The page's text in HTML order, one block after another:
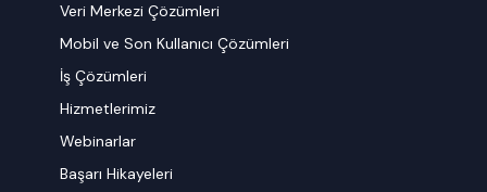
Veri Merkezi Çözümleri
Mobil ve Son Kullanıcı Çözümleri
İş Çözümleri
Hizmetlerimiz
Webinarlar
Başarı Hikayeleri